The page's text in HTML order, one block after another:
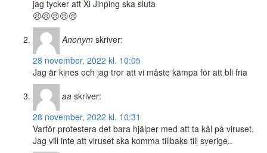
jag tycker att Xi Jinping ska sluta
😠😠😠😠😠
Anonym skriver:
28 november, 2022 kl. 10:05
Jag är kines och jag tror att vi måste kämpa för att bli fria
aa skriver:
28 november, 2022 kl. 10:31
Varför protestera det bara hjälper med att ta kål på viruset.
Jag vill inte att viruset ska komma tillbaks till sverige..